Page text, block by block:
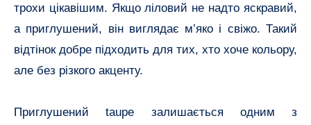
трохи цікавішим. Якщо ліловий не надто яскравий,
а приглушений, він виглядає м’яко і свіжо. Такий
відтінок добре підходить для тих, хто хоче кольору,
але без різкого акценту.
Приглушений taupe залишається одним з